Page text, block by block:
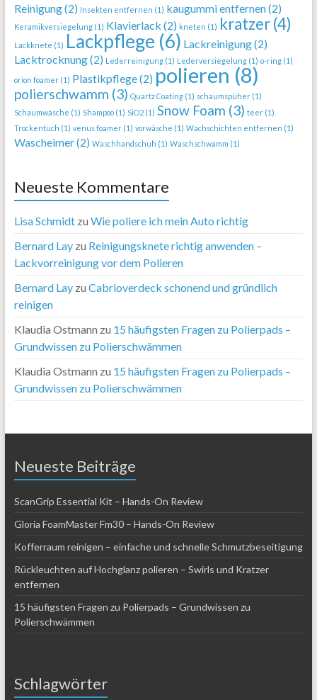
Reinigung(2) Insekten entfernen (1) kaugummi entfernen(2)
Keramikversiegelung(1) Klavierlack (2) kneten (1) kratzer(4)
Lackknete (1) Lackpflege (6) Lackreinigung(2)
Lacktrocknung(2) Lederreinigung(1) Lederversiegelung(1) o-ring(1)
orion foamer(1) Plastikpflege(2) polieren (8)
polierschwamm (3) Quartz Coating(1) schaumspüher(1)
Schaumwäsche (1) Shampoo(1) SiO2(1) Snow Foam (3) teer(1)
Trockentuch (1) venus foamer(1) vorwäsche (1) Wachschichten entfernen (1)
Wascheimer(2) Waschhandschuh (1) Waschschwamm (1)
Neueste Kommentare
Lisa Schmidtzu Wie poliere ich mein Auto richtig
Bernard Layzu Reinigungsknete richtig anwenden –
Lackvorreinigung vor dem Polieren
Bernard Layzu Cabrioverdeck schonend und gründlich
reinigen
Klaudia Ostmann zu 15 häufigsten Fragen zu Polierpads –
Grundwissen zu Polierschwämmen
Klaudia Ostmann zu 15 häufigsten Fragen zu Polierpads –
Grundwissen zu Polierschwämmen
Neueste Beiträge
ScanGrip Essential Kit – Hands-On Review
Gloria FoamMaster Fm30 – Hands-On Review
Kofferraum reinigen – einfache und schnelle Schmutzbeseitigung
Rückleuchten auf Hochglanz polieren – Swirls und Kratzer
entfernen
15 häufigsten Fragen zu Polierpads – Grundwissen zu
Polierschwämmen
Schlagwörter